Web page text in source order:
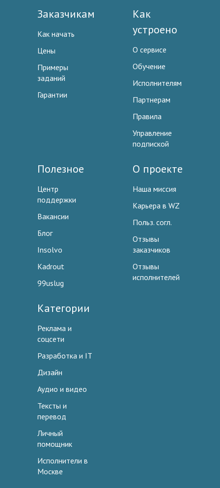
Заказчикам
Как начать
Цены
Примеры
заданий
Гарантии
Как
устроено
О сервисе
Обучение
Исполнителям
Партнерам
Правила
Управление
подпиской
Полезное
Центр
поддержки
Вакансии
Блог
Insolvo
Kadrout
99uslug
О проекте
Наша миссия
Карьера в WZ
Польз. согл.
Отзывы
заказчиков
Отзывы
исполнителей
Категории
Реклама и
соцсети
Разработка и IT
Дизайн
Аудио и видео
Тексты и
перевод
Личный
помощник
Исполнители в
Москве